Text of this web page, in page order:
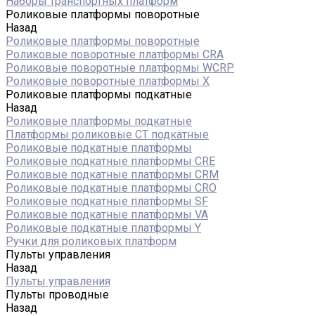
Роликовые платформы поворотные
Назад
Роликовые платформы поворотные
Роликовые поворотные платформы CRA
Роликовые поворотные платформы WCRP
Роликовые поворотные платформы X
Роликовые платформы подкатные
Назад
Роликовые платформы подкатные
Платформы роликовые СТ подкатные
Роликовые подкатные платформы
Роликовые подкатные платформы CRE
Роликовые подкатные платформы CRM
Роликовые подкатные платформы CRO
Роликовые подкатные платформы SF
Роликовые подкатные платформы VA
Роликовые подкатные платформы Y
Ручки для роликовых платформ
Пульты управления
Назад
Пульты управления
Пульты проводные
Назад